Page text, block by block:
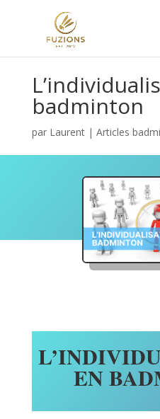
badminton
par Laurent| Articles
EN